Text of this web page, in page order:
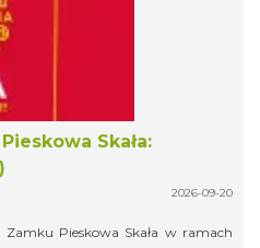
Skała:
2026-09-20
Pieskowa Skała w ramach